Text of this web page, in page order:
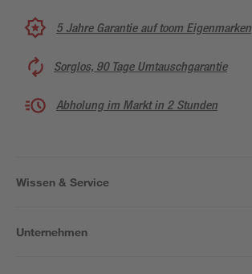
5 Jahre Garantie auf toom Eigenmarken
Sorglos, 90 Tage Umtauschgarantie
Abholung im Markt in 2 Stunden
Wissen & Service
Unternehmen